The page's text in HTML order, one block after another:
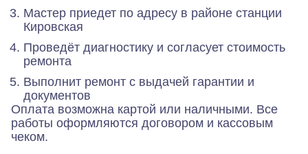
Мастер приедет по адресу в районе станции
Кировская
Проведёт диагностику и согласует стоимость
ремонта
Выполнит ремонт с выдачей гарантии и
документов
Оплата возможна картой или наличными. Все
работы оформляются договором и кассовым
чеком.